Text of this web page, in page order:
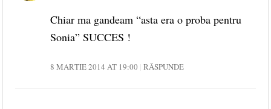
Chiar ma gandeam “asta era o proba pentru
Sonia” SUCCES !
8 MARTIE 2014 AT 19:00 RĂSPUNDE